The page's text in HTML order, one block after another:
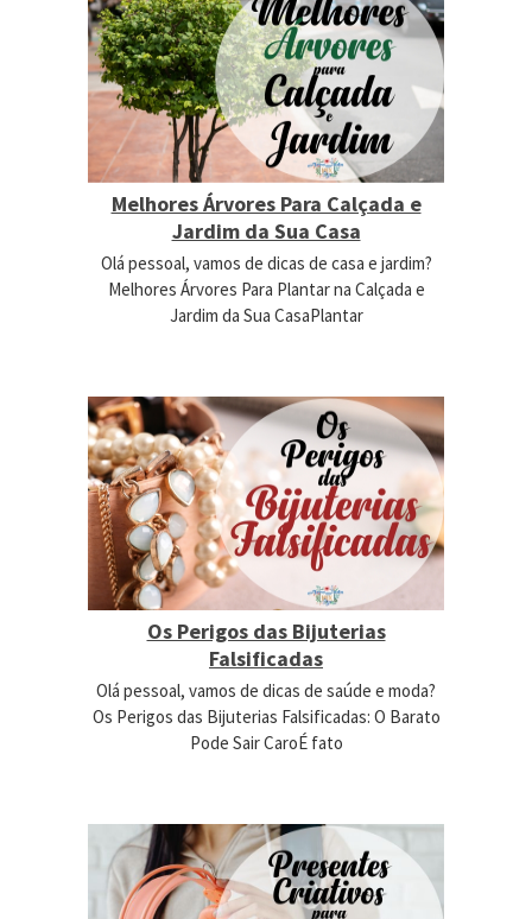
Melhores Árvores Para Calçada e
Jardim da Sua Casa
Olá pessoal, vamos de dicas de casa e jardim?
Melhores Árvores Para Plantar na Calçada e
Jardim da Sua CasaPlantar
Os Perigos das Bijuterias
Falsificadas
Olá pessoal, vamos de dicas de saúde e moda?
Os Perigos das Bijuterias Falsificadas: O Barato
Pode Sair CaroÉ fato